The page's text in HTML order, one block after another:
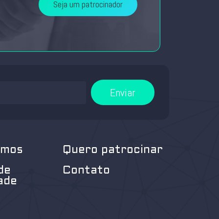
Seja um patrocinador
Enviar
Quero patrocinar
Contato